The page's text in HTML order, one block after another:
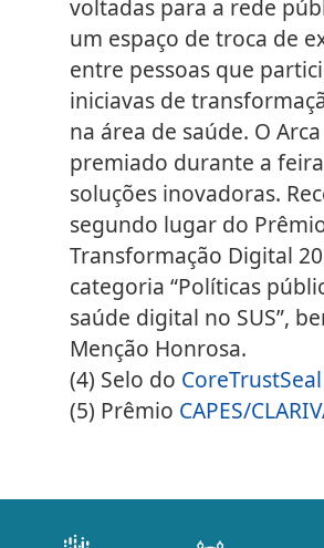
voltadas para a rede
um espaço de troca de
entre pessoas que
iniciavas de
na área de saúde. O
premiado durante a
soluções inovadoras.
segundo lugar do
Transformação Digital
categoria “Políticas
saúde digital no SUS”,
Menção Honrosa.
(4) Selo do CoreTrustSeal
(5) Prêmio CAPES/